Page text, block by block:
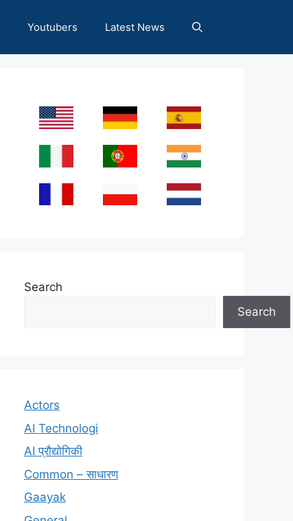
Youtubers Latest News
Search
Search
Actors
AI Technologi
AI प्रौद्योगिकी
Common – साधारण
Gaayak